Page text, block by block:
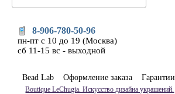
8-906-780-50-96
пн-пт с 10 до 19 (Москва)
сб 11-15 вс - выходной
Bead Lab Оформление заказа Гарантии
Boutique LeChugia. Искусство дизайна украшений.